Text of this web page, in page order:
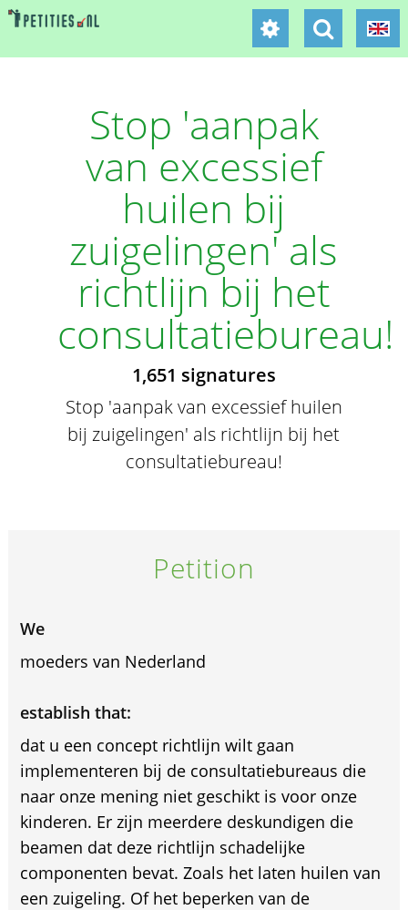
Stop 'aanpak
van excessief
huilen bij
zuigelingen' als
richtlijn bij het
consultatiebureau!
1,651 signatures
Stop 'aanpak van excessief huilen
bij zuigelingen' als richtlijn bij het
consultatiebureau!
Petition
We
moeders van Nederland
establish that:
dat u een concept richtlijn wilt gaan
implementeren bij de consultatiebureaus die
naar onze mening niet geschikt is voor onze
kinderen. Er zijn meerdere deskundigen die
beamen dat deze richtlijn schadelijke
componenten bevat. Zoals het laten huilen van
een zuigeling. Of het beperken van de